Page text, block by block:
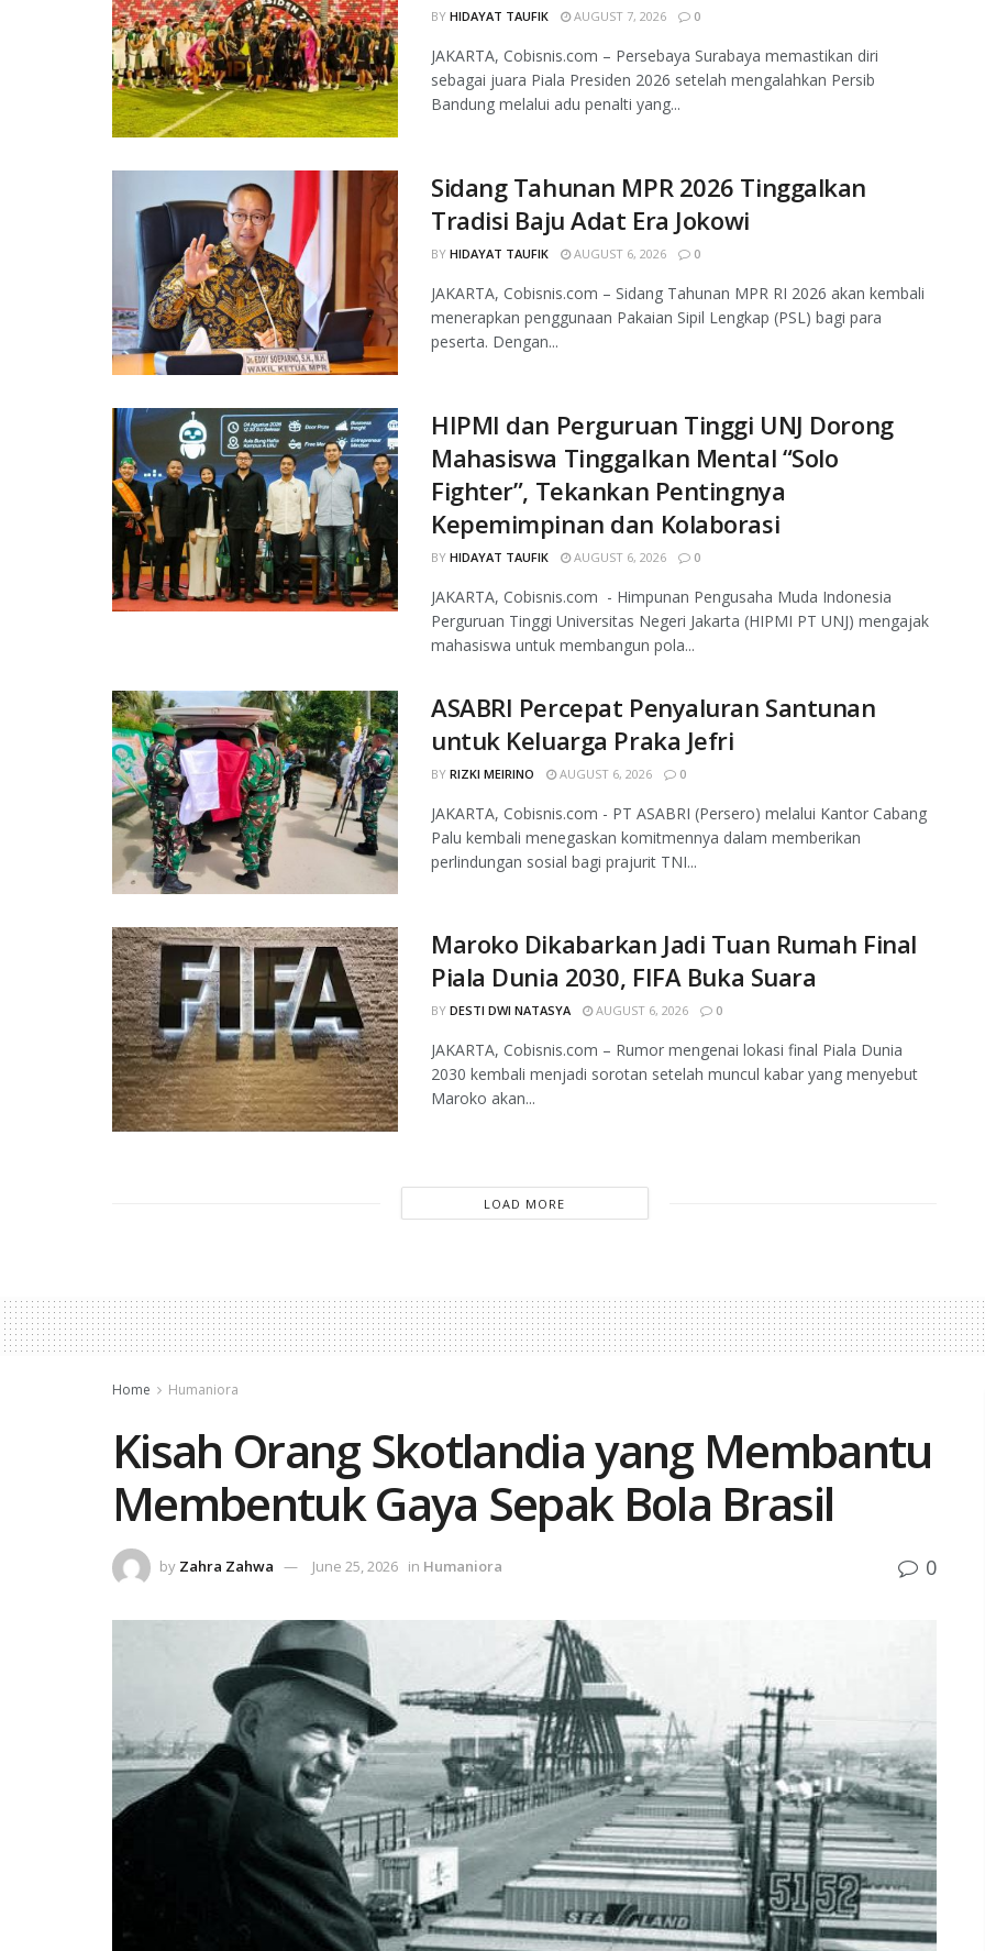
BY HIDAYAT TAUFIK AUGUST 7, 2026 0
JAKARTA, Cobisnis.com – Persebaya Surabaya memastikan diri
sebagai juara Piala Presiden 2026 setelah mengalahkan Persib
Bandung melalui adu penalti yang...
Sidang Tahunan MPR 2026 Tinggalkan
Tradisi Baju Adat Era Jokowi
BY HIDAYAT TAUFIK AUGUST 6, 2026 0
JAKARTA, Cobisnis.com – Sidang Tahunan MPR RI 2026 akan kembali
menerapkan penggunaan Pakaian Sipil Lengkap (PSL) bagi para
peserta. Dengan...
HIPMI dan Perguruan Tinggi UNJ Dorong
Mahasiswa Tinggalkan Mental “Solo
Fighter”, Tekankan Pentingnya
Kepemimpinan dan Kolaborasi
BY HIDAYAT TAUFIK AUGUST 6, 2026 0
JAKARTA, Cobisnis.com - Himpunan Pengusaha Muda Indonesia
Perguruan Tinggi Universitas Negeri Jakarta (HIPMI PT UNJ) mengajak
mahasiswa untuk membangun pola...
ASABRI Percepat Penyaluran Santunan
untuk Keluarga Praka Jefri
BY RIZKI MEIRINO AUGUST 6, 2026 0
JAKARTA, Cobisnis.com - PT ASABRI (Persero) melalui Kantor Cabang
Palu kembali menegaskan komitmennya dalam memberikan
perlindungan sosial bagi prajurit TNI...
Maroko Dikabarkan Jadi Tuan Rumah Final
Piala Dunia 2030, FIFA Buka Suara
BY DESTI DWI NATASYA AUGUST 6, 2026 0
JAKARTA, Cobisnis.com – Rumor mengenai lokasi final Piala Dunia
2030 kembali menjadi sorotan setelah muncul kabar yang menyebut
Maroko akan...
LOAD MORE
Home Humaniora
Kisah Orang Skotlandia yang Membantu
Membentuk Gaya Sepak Bola Brasil
by Zahra Zahwa June 25, 2026 in Humaniora 0